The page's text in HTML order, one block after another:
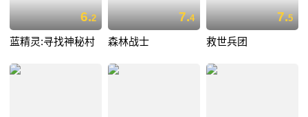
6.2
蓝精灵:寻找神秘村
7.4
森林战士
7.5
救世兵团